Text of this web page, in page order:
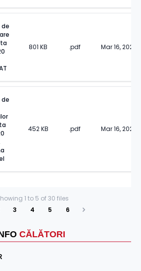
CĂLĂTORI
de
801 KB .pdf Mar 16, 2023
de
452 KB .pdf Mar 16, 2023
1 to 5 of 30 files
3 4 5 6